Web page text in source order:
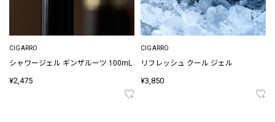
CIGARRO
シャワージェル ギンザルーツ 100mL
¥2,475
CIGARRO
リフレッシュ クール ジェル
¥3,850